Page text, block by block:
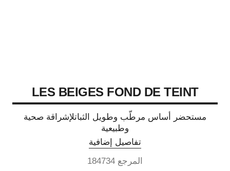
LES BEIGES FOND DE TEINT
مستحضر أساس مرطّب وطويل الثباتلإشراقة صحية
وطبيعية
تفاصيل إضافية
المرجع 184734